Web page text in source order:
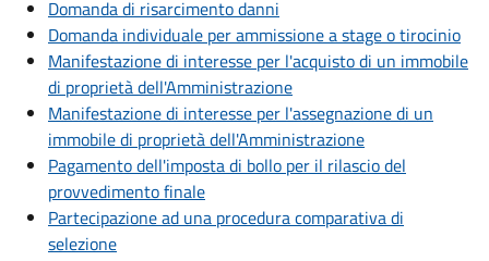
Domanda di risarcimento danni
Domanda individuale per ammissione a stage o tirocinio
Manifestazione di interesse per l'acquisto di un immobile
di proprietà dell'Amministrazione
Manifestazione di interesse per l'assegnazione di un
immobile di proprietà dell'Amministrazione
Pagamento dell'imposta di bollo per il rilascio del
provvedimento finale
Partecipazione ad una procedura comparativa di
selezione